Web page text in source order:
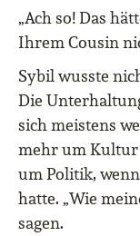
„Ach so! Das
Ihrem Cousin
Sybil wusste
Die
sich meistens
mehr um Kultur
um Politik,
hatte. „Wie
sagen.